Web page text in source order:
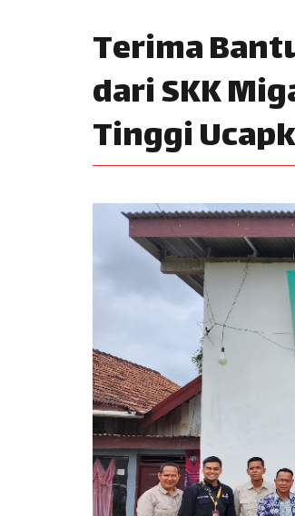
Terima
dari SKK
Tinggi